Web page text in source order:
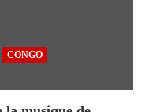
CONGO